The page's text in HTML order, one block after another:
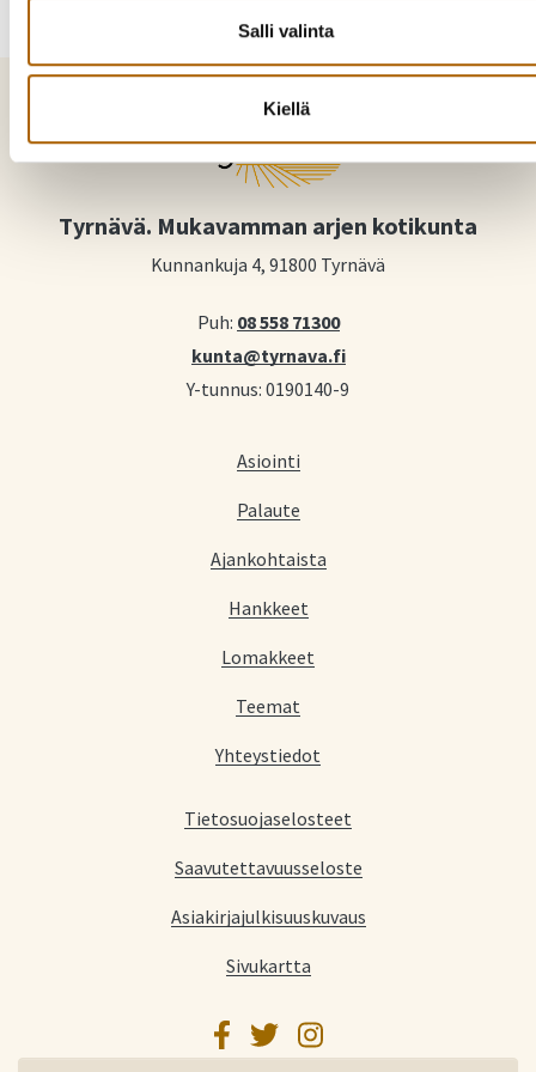
Salli valinta
Kiellä
Tyrnävä. Mukavamman arjen kotikunta
Kunnankuja 4, 91800 Tyrnävä
Puh: 08 558 71300
kunta@tyrnava.fi
Y-tunnus: 0190140-9
Asiointi
Palaute
Ajankohtaista
Hankkeet
Lomakkeet
Teemat
Yhteystiedot
Tietosuojaselosteet
Saavutettavuusseloste
Asiakirjajulkisuuskuvaus
Sivukartta
Facebook
TwitterInstagram